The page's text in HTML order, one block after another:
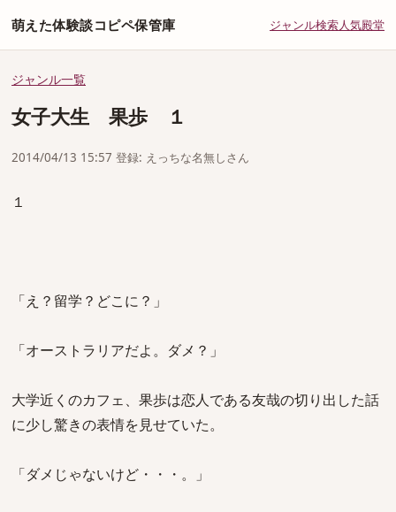
萌えた体験談コピペ保管庫 ジャンル検索人気殿堂
ジャンル一覧
女子大生 果歩 １
2014/04/13 15:57 登録: えっちな名無しさん
１
「え？留学？どこに？」
「オーストラリアだよ。ダメ？」
大学近くのカフェ、果歩は恋人である友哉の切り出した話
に少し驚きの表情を見せていた。
「ダメじゃないけど・・・。」